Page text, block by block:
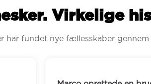
Virkelige
har fundet nye fællesskaber